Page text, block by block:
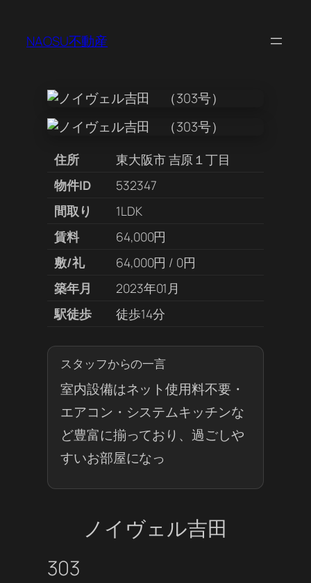
NAOSU不動産
住所
東大阪市 吉原１丁目
物件ID
532347
間取り
1LDK
賃料
64,000円
敷/礼
64,000円 / 0円
築年月
2023年01月
駅徒歩
徒歩14分
スタッフからの一言
室内設備はネット使用料不要・
エアコン・システムキッチンな
ど豊富に揃っており、過ごしや
すいお部屋になっ
ノイヴェル吉田
303